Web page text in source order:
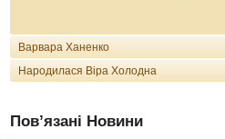
Варвара Ханенко
Народилася Віра Холодна
Пов’язані Новини